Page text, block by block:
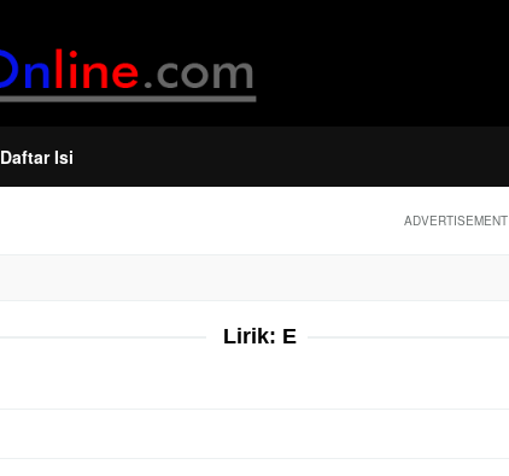
Daftar Isi
ADVERTISEMENT
Lirik: E